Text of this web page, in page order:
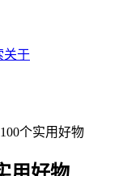
关于
个实用好物